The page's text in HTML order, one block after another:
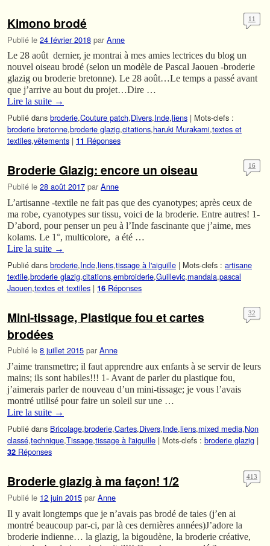
Kimono brodé
Publié le 24 février 2018 par Anne
11
Le 28 août dernier, je montrai à mes amies lectrices du blog un
nouvel oiseau brodé (selon un modèle de Pascal Jaouen -broderie
glazig ou broderie bretonne). Le 28 août…Le temps a passé avant
que j’arrive au bout du projet…Dire …
Lire la suite →
Publié dans broderie,Couture patch,Divers,Inde,liens | Mots-clefs :
broderie bretonne,broderie glazig,citations,haruki Murakami,textes et
textiles,vêtements | 11 Réponses
Broderie Glazig: encore un oiseau
Publié le 28 août 2017 par Anne
16
L’artisanne -textile ne fait pas que des cyanotypes; après ceux de
ma robe, cyanotypes sur tissu, voici de la broderie. Entre autres! 1-
D’abord, pour penser un peu à l’Inde fascinante que j’aime, mes
kolams. Le 1°, multicolore, a été …
Lire la suite →
Publié dans broderie,Inde,liens,tissage à l'aiguille | Mots-clefs : artisane
textile,broderie glazig,citations,embroiderie,Guillevic,mandala,pascal
Jaouen,textes et textiles | 16 Réponses
Mini-tissage, Plastique fou et cartes
brodées
Publié le 8 juillet 2015 par Anne
32
J’aime transmettre; il faut apprendre aux enfants à se servir de leurs
mains; ils sont habiles!!! 1- Avant de parler du plastique fou,
j’aimerais parler de nouveau d’un mini-tissage; je vous l’avais
montré utilisé pour faire un soleil sur une …
Lire la suite →
Publié dans Bricolage,broderie,Cartes,Divers,Inde,liens,mixed media,Non
classé,technique,Tissage,tissage à l'aiguille | Mots-clefs : broderie glazig |
32 Réponses
Broderie glazig à ma façon! 1/2
Publié le 12 juin 2015 par Anne
413
Il y avait longtemps que je n’avais pas brodé de taies (j’en ai
montré beaucoup par-ci, par là ces dernières années)J’adore la
broderie indienne… la glazig, la bigoudène, la broderie créative,